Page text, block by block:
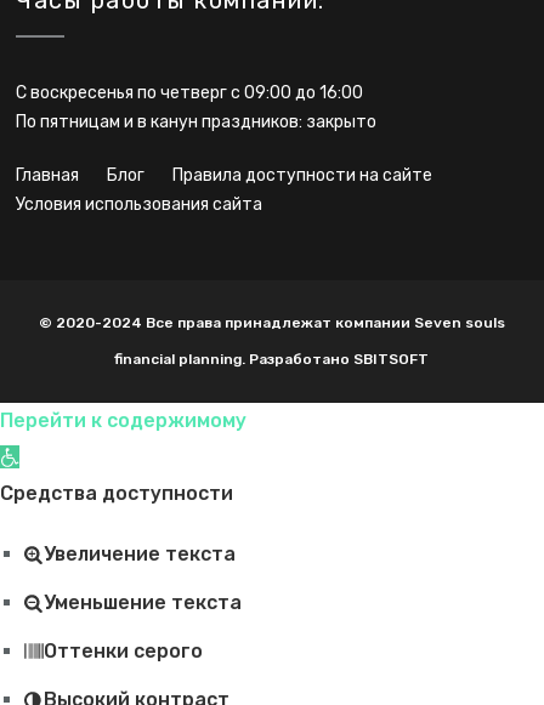
С воскресенья по четверг с 09:00 до 16:00
По пятницам и в канун праздников: закрыто
главная блог
правила доступности на сайте
условия использования сайта
© 2020-2024 Все права принадлежат компании Seven souls
financial planning. Разработано SBITSOFT
Перейти к содержимому
Открыть панель инструментов
Средства доступности
Увеличение текста
Уменьшение текста
Оттенки серого
Высокий контраст